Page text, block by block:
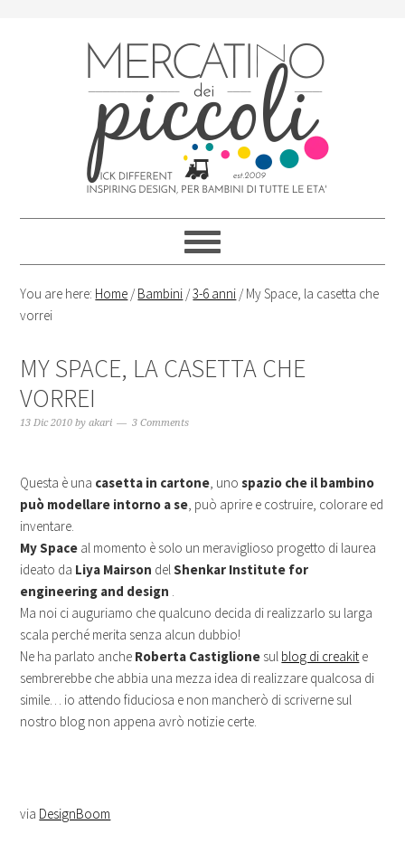
You are here: Home /Bambini /3-6 anni /My Space, la casetta che
vorrei
MY SPACE, LA CASETTA CHE
VORREI
13 Dic 2010 byakari 3 Comments
Questa è una casetta in cartone, unospazio che il bambino
può modellare intorno a se, può aprire e costruire, colorare ed
inventare.
My Space al momento è solo un meraviglioso progetto di laurea
ideato da Liya Mairson delShenkar Institute for
engineering and design .
Ma noi ci auguriamo che qualcuno decida di realizzarlo su larga
scala perché merita senza alcun dubbio!
Ne ha parlato anche Roberta Castiglione sul blog di creakit e
sembrerebbe che abbia una mezza idea di realizzare qualcosa di
simile… io attendo fiduciosa e non mancherò di scriverne sul
nostro blog non appena avrò notizie certe.
via DesignBoom